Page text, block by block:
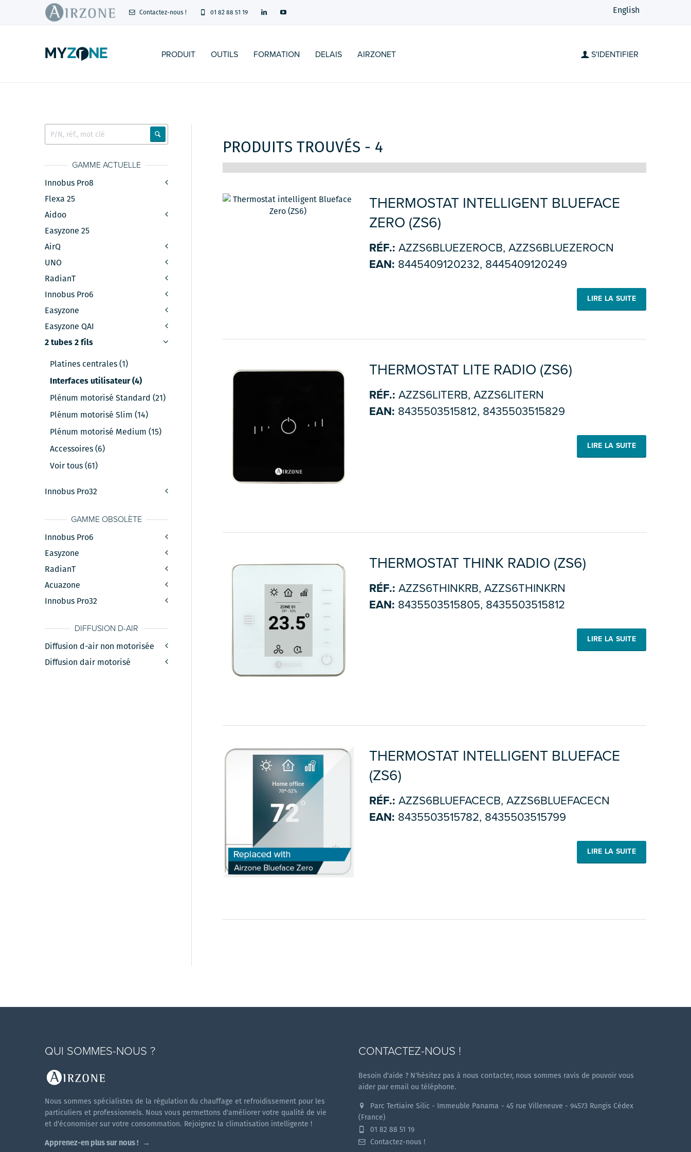
Contactez-nous ! 01 82 88 51 19 English
PRODUIT OUTILS FORMATION DELAIS AIRZONET S'IDENTIFIER
PRODUITS TROUVÉS - 4
THERMOSTAT INTELLIGENT BLUEFACE
ZERO (ZS6)
RÉF.: AZZS6BLUEZEROCB, AZZS6BLUEZEROCN
EAN: 8445409120232, 8445409120249
LIRE LA SUITE
THERMOSTAT LITE RADIO (ZS6)
RÉF.: AZZS6LITERB, AZZS6LITERN
EAN: 8435503515812, 8435503515829
LIRE LA SUITE
THERMOSTAT THINK RADIO (ZS6)
RÉF.: AZZS6THINKRB, AZZS6THINKRN
EAN: 8435503515805, 8435503515812
LIRE LA SUITE
THERMOSTAT INTELLIGENT BLUEFACE
(ZS6)
RÉF.: AZZS6BLUEFACECB, AZZS6BLUEFACECN
EAN: 8435503515782, 8435503515799
LIRE LA SUITE
GAMME ACTUELLE
Innobus Pro8
Flexa 25
Aidoo
Easyzone 25
AirQ
UNO
RadianT
Innobus Pro6
Easyzone
Easyzone QAI
2 tubes 2 fils
Platines centrales (1)
Interfaces utilisateur (4)
Plénum motorisé Standard (21)
Plénum motorisé Slim (14)
Plénum motorisé Medium (15)
Accessoires (6)
Voir tous (61)
Innobus Pro32
GAMME OBSOLÈTE
Innobus Pro6
Easyzone
RadianT
Acuazone
Innobus Pro32
DIFFUSION D-AIR
Diffusion d-air non motorisée
Diffusion dair motorisé
QUI SOMMES-NOUS ?
Nous sommes spécialistes de la régulation du chauffage et refroidissement pour les
particuliers et professionnels. Nous vous permettons d'améliorer votre qualité de vie
et d'économiser sur votre consommation. Rejoignez la climatisation intelligente !
Apprenez-en plus sur nous !
CONTACTEZ-NOUS !
Besoin d'aide ? N'hésitez pas à nous contacter, nous sommes ravis de pouvoir vous
aider par email ou téléphone.
Parc Tertiaire Silic - Immeuble Panama - 45 rue Villeneuve - 94573 Rungis Cédex
(France)
01 82 88 51 19
Contactez-nous !